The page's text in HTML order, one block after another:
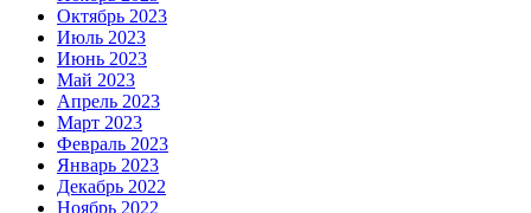
Октябрь 2023
Июль 2023
Июнь 2023
Май 2023
Апрель 2023
Март 2023
Февраль 2023
Январь 2023
Декабрь 2022
Ноябрь 2022